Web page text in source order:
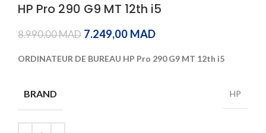
HP Pro 290 G9 MT 12th i5
8.990,00MAD 7.249,00 MAD
ORDINATEUR DE BUREAU HP Pro 290 G9 MT 12th i5
BRAND HP